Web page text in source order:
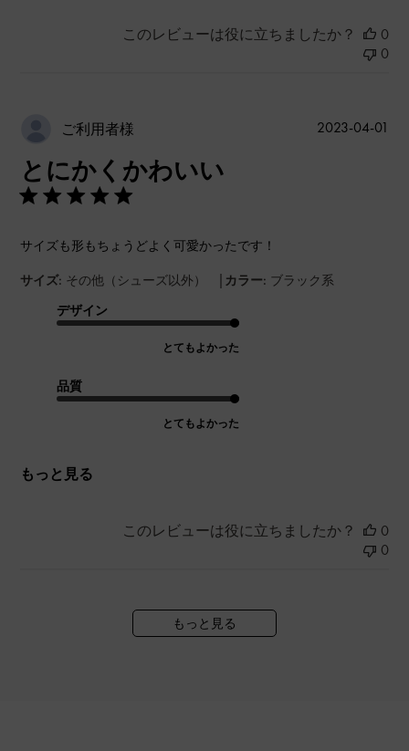
このレビューは役に立ちましたか？
0
0
ご利用者様
とにかくかわいい
サイズも形もちょうどよく可愛かったです！
サイズ: その他（シューズ以外） | カラー: ブラック系
デザイン
とてもよかった
品質
とてもよかった
もっと見る
2023-04-01
このレビューは役に立ちましたか？
0
0
もっと見る